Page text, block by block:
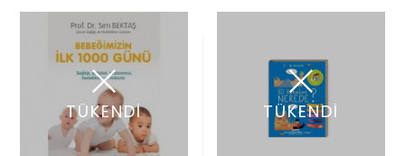
TÜKENDİ TÜKENDİ